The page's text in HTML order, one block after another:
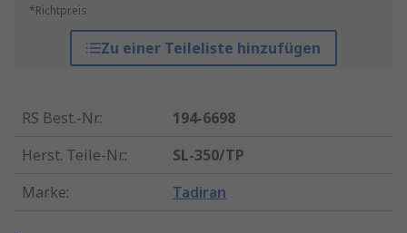
*Richtpreis
Zu einer Teileliste hinzufügen
RS Best.-Nr.:
194-6698
Herst. Teile-Nr.:
SL-350/TP
Marke: Tadiran